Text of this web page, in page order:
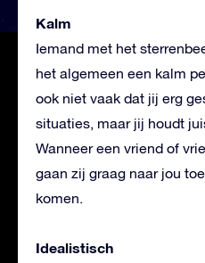
Kalm
Iemand met het
het algemeen een kalm
ook niet vaak dat jij erg
situaties, maar jij houdt
Wanneer een vriend of
gaan zij graag naar jou
komen.
Idealistisch